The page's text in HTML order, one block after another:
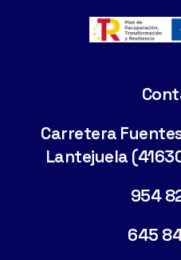
Carretera
Lantejuela
954
645